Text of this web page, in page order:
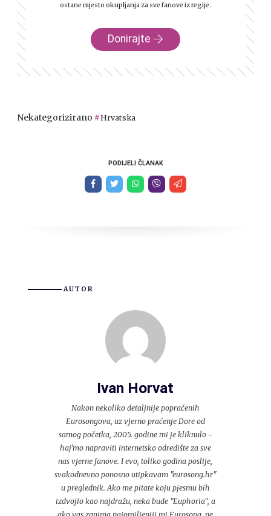
ostane mjesto okupljanja za sve fanove iz regije.
Donirajte
Nekategorizirano Hrvatska
PODIJELI ČLANAK
AUTOR
Ivan Horvat
Nakon nekoliko detaljnije popraćenih
Eurosongova, uz vjerno praćenje Dore od
samog početka, 2005. godine mi je kliknulo -
haj'mo napraviti internetsko odredište za sve
nas vjerne fanove. I evo, toliko godina poslije,
svakodnevno ponosno utipkavam "eurosong.hr"
u preglednik. Ako me pitate koju pjesmu bih
izdvojio kao najdražu, neka bude "Euphoria", a
ako vas zanima najomiljeniji mi Eurosong, ne